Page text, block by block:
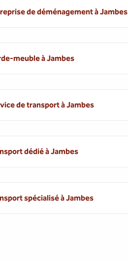
de déménagement à Jambes
meuble à Jambes
de transport à Jambes
dédié à Jambes
spécialisé à Jambes